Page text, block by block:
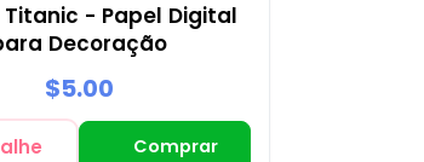
Titanic - Papel Digital
Decoração
$5.00
Comprar